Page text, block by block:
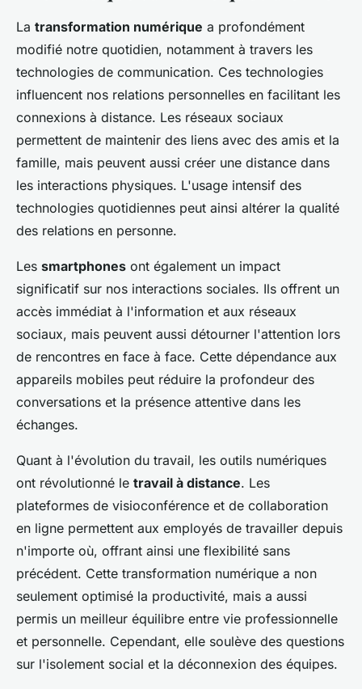
La transformation numérique a profondément
modifié notre quotidien, notamment à travers les
technologies de communication. Ces technologies
influencent nos relations personnelles en facilitant les
connexions à distance. Les réseaux sociaux
permettent de maintenir des liens avec des amis et la
famille, mais peuvent aussi créer une distance dans
les interactions physiques. L'usage intensif des
technologies quotidiennes peut ainsi altérer la qualité
des relations en personne.
Les smartphones ont également un impact
significatif sur nos interactions sociales. Ils offrent un
accès immédiat à l'information et aux réseaux
sociaux, mais peuvent aussi détourner l'attention lors
de rencontres en face à face. Cette dépendance aux
appareils mobiles peut réduire la profondeur des
conversations et la présence attentive dans les
échanges.
Quant à l'évolution du travail, les outils numériques
ont révolutionné le travail à distance. Les
plateformes de visioconférence et de collaboration
en ligne permettent aux employés de travailler depuis
n'importe où, offrant ainsi une flexibilité sans
précédent. Cette transformation numérique a non
seulement optimisé la productivité, mais a aussi
permis un meilleur équilibre entre vie professionnelle
et personnelle. Cependant, elle soulève des questions
sur l'isolement social et la déconnexion des équipes.